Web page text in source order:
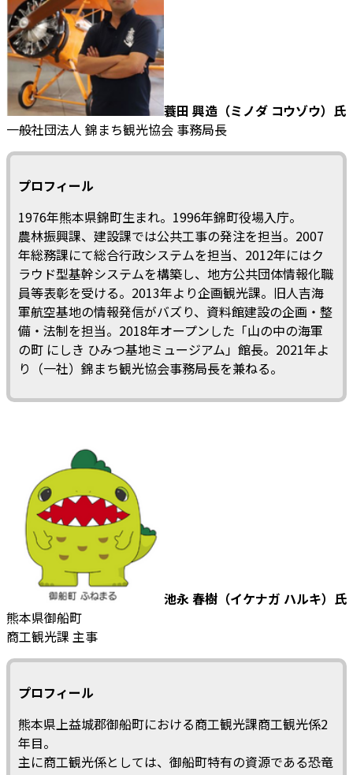
蓑田 興造（ミノダ コウゾウ）氏
一般社団法人 錦まち観光協会 事務局長
プロフィール
1976年熊本県錦町生まれ。1996年錦町役場入庁。
農林振興課、建設課では公共工事の発注を担当。2007
年総務課にて総合行政システムを担当、2012年にはク
ラウド型基幹システムを構築し、地方公共団体情報化職
員等表彰を受ける。2013年より企画観光課。旧人吉海
軍航空基地の情報発信がバズり、資料館建設の企画・整
備・法制を担当。2018年オープンした「山の中の海軍
の町 にしき ひみつ基地ミュージアム」館長。2021年よ
り（一社）錦まち観光協会事務局長を兼ねる。
池永 春樹（イケナガ ハルキ）氏
熊本県御船町
商工観光課 主事
プロフィール
熊本県上益城郡御船町における商工観光課商工観光係2
年目。
主に商工観光係としては、御船町特有の資源である恐竜